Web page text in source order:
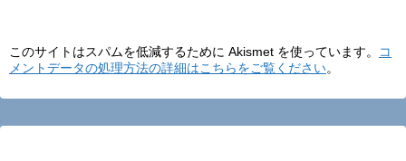
このサイトはスパムを低減するために Akismet を使っています。
コ
メントデータの処理方法の詳細はこちらをご覧ください。